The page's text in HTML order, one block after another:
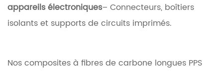
appareils électroniques– Connecteurs, boîtiers
isolants et supports de circuits imprimés.
Nos composites à fibres de carbone longues PPS